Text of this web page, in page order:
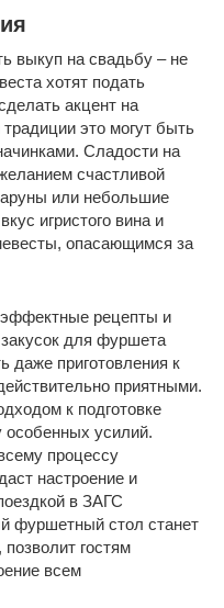
выкуп на свадьбу – не
хотят подать
акцент на
это могут быть
Сладости на
счастливой
или небольшие
игристого вина и
опасающимся за
рецепты и
для фуршета
даже приготовления к
приятными.
к подготовке
особенных усилий.
процессу
настроение и
в ЗАГС
фуршетный стол станет
гостям
всем